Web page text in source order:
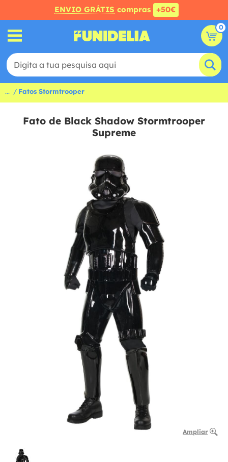
ENVIO GRÁTIS compras +50€
0
... Fatos Stormtrooper
Fato de Black Shadow Stormtrooper
Supreme
Ampliar